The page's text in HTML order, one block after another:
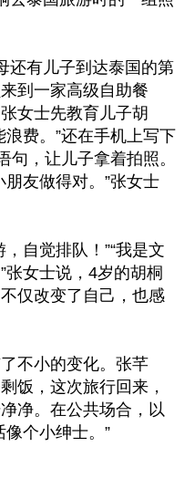
还有儿子到达泰国的第
到一家高级自助餐
女士先教育儿子胡
费。”还在手机上写下
句，让儿子拿着拍照。
友做得对。”张女士
自觉排队！”“我是文
张女士说，4岁的胡桐
仅改变了自己，也感
不小的变化。张芊
饭，这次旅行回来，
净。在公共场合，以
个小绅士。”